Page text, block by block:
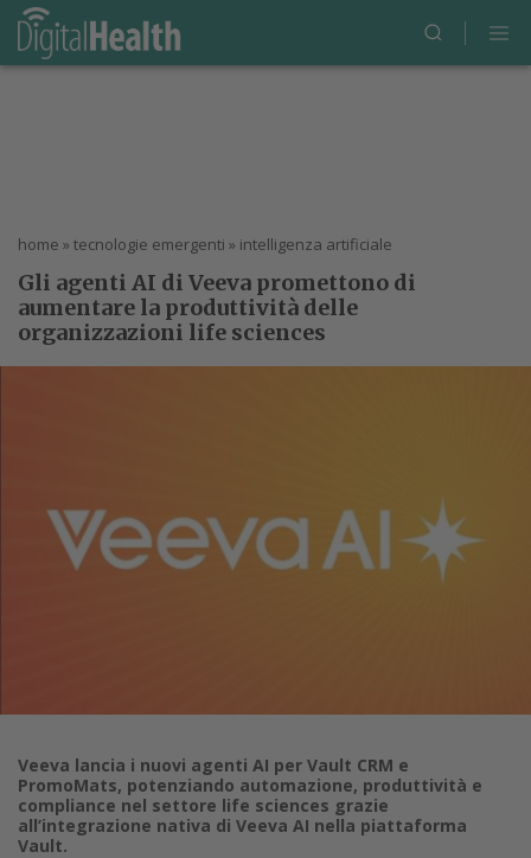
home » tecnologie emergenti » intelligenza artificiale
Gli agenti AI di Veeva promettono di
aumentare la produttività delle
organizzazioni life sciences
Veeva lancia i nuovi agenti AI per Vault CRM e
PromoMats, potenziando automazione, produttività e
compliance nel settore life sciences grazie
all’integrazione nativa di Veeva AI nella piattaforma
Vault.